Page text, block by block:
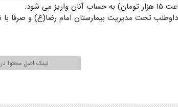
شود.
تحت مدیریت بیمارستان امام رضا(ع) و صرفا
لینک اصل محتوا